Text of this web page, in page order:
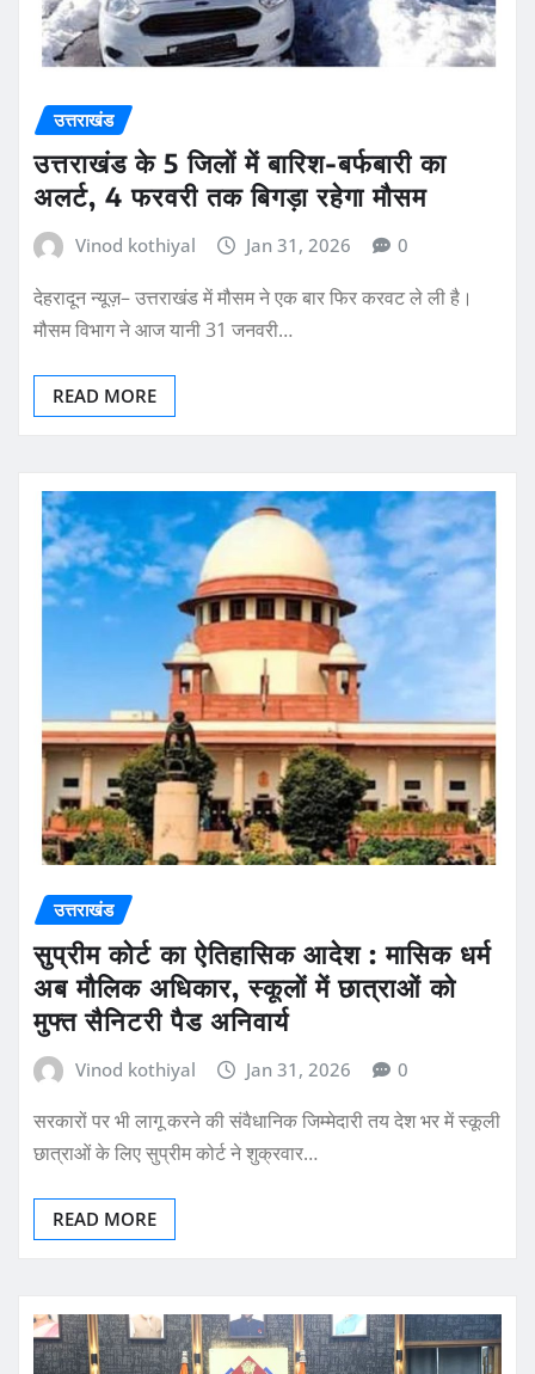
उत्तराखंड
उत्तराखंड के 5 जिलों में बारिश-बर्फबारी का
अलर्ट, 4 फरवरी तक बिगड़ा रहेगा मौसम
Vinod kothiyal Jan 31, 2026 0
देहरादून न्यूज़– उत्तराखंड में मौसम ने एक बार फिर करवट ले ली है।
मौसम विभाग ने आज यानी 31 जनवरी…
READ MORE
उत्तराखंड
सुप्रीम कोर्ट का ऐतिहासिक आदेश : मासिक धर्म
अब मौलिक अधिकार, स्कूलों में छात्राओं को
मुफ्त सैनिटरी पैड अनिवार्य
Vinod kothiyal Jan 31, 2026 0
सरकारों पर भी लागू करने की संवैधानिक जिम्मेदारी तय देश भर में स्कूली
छात्राओं के लिए सुप्रीम कोर्ट ने शुक्रवार…
READ MORE